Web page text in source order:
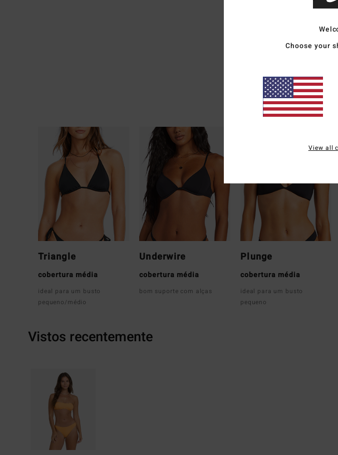
Whats the
Triangle
cobertura média
ideal para um busto
pequeno/médio
Underwire
cobertura média
bom suporte com alças
Plunge
cobertura média
ideal para um busto
pequeno
Vistos recentemente
Choose your
View all